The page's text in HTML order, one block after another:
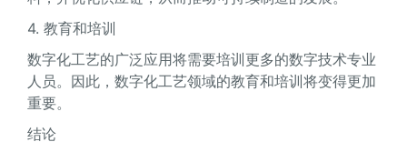
4. 教育和培训
数字化工艺的广泛应用将需要培训更多的数字技术专业
人员。因此，数字化工艺领域的教育和培训将变得更加
重要。
结论